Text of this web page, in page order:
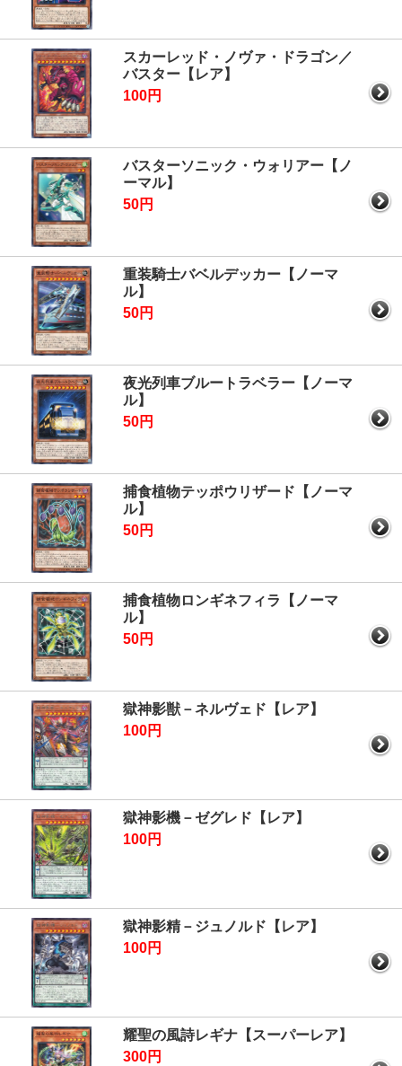
スカーレッド・ノヴァ・ドラゴン／
バスター【レア】
100円
バスターソニック・ウォリアー【ノ
ーマル】
50円
重装騎士バベルデッカー【ノーマ
ル】
50円
夜光列車ブルートラベラー【ノーマ
ル】
50円
捕食植物テッポウリザード【ノーマ
ル】
50円
捕食植物ロンギネフィラ【ノーマ
ル】
50円
獄神影獣－ネルヴェド【レア】
100円
獄神影機－ゼグレド【レア】
100円
獄神影精－ジュノルド【レア】
100円
耀聖の風詩レギナ【スーパーレア】
300円